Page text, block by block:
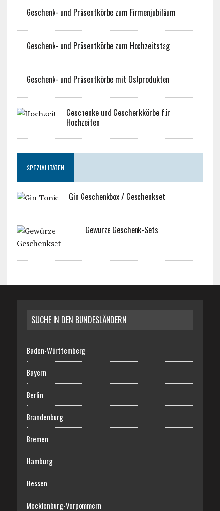
Geschenk- und Präsentkörbe zum Firmenjubiläum
Geschenk- und Präsentkörbe zum Hochzeitstag
Geschenk- und Präsentkörbe mit Ostprodukten
Geschenke und Geschenkkörbe für
Hochzeiten
SPEZIALITÄTEN
Gin Geschenkbox / Geschenkset
Gewürze Geschenk-Sets
SUCHE IN DEN BUNDESLÄNDERN
Baden-Württemberg
Bayern
Berlin
Brandenburg
Bremen
Hamburg
Hessen
Mecklenburg-Vorpommern